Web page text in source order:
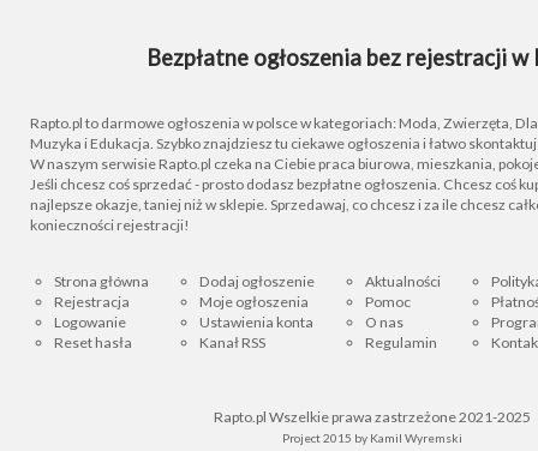
Bezpłatne ogłoszenia bez rejestracji w
Rapto.pl to darmowe ogłoszenia w polsce w kategoriach: Moda, Zwierzęta, Dla
Muzyka i Edukacja. Szybko znajdziesz tu ciekawe ogłoszenia i łatwo
W naszym serwisie Rapto.pl czeka na Ciebie praca biurowa, mieszkania,
Jeśli chcesz coś sprzedać - prosto dodasz bezpłatne ogłoszenia. Chcesz coś
najlepsze okazje, taniej niż w sklepie. Sprzedawaj, co chcesz i za ile chcesz
konieczności rejestracji!
Strona główna
Rejestracja
Logowanie
Reset hasła
Dodaj ogłoszenie
Moje ogłoszenia
Ustawienia konta
Kanał RSS
Aktualności
Pomoc
O nas
Regulamin
Rapto.pl Wszelkie prawa zastrzeżone 2021-2025
Project 2015 by Kamil Wyremski